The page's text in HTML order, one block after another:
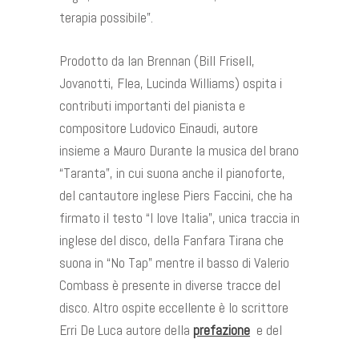
terapia possibile”.
Prodotto da Ian Brennan (Bill Frisell,
Jovanotti, Flea, Lucinda Williams) ospita i
contributi importanti del pianista e
compositore Ludovico Einaudi, autore
insieme a Mauro Durante la musica del brano
“Taranta”, in cui suona anche il pianoforte,
del cantautore inglese Piers Faccini, che ha
firmato il testo “I love Italia”, unica traccia in
inglese del disco, della Fanfara Tirana che
suona in “No Tap” mentre il basso di Valerio
Combass è presente in diverse tracce del
disco. Altro ospite eccellente è lo scrittore
Erri De Luca autore della prefazione e del